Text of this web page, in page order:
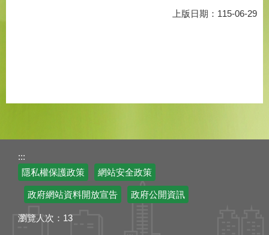
上版日期：115-06-29
:::
隱私權保護政策
網站安全政策
政府網站資料開放宣告 政府公開資訊
瀏覽人次： 13